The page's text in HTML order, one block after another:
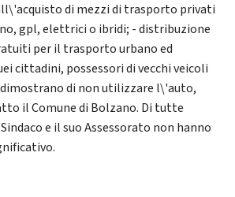
di mezzi di trasporto privati
gpl, elettrici o ibridi; - distribuzione
per il trasporto urbano ed
cittadini, possessori di vecchi veicoli
di non utilizzare l\'auto,
il Comune di Bolzano. Di tutte
e il suo Assessorato non hanno